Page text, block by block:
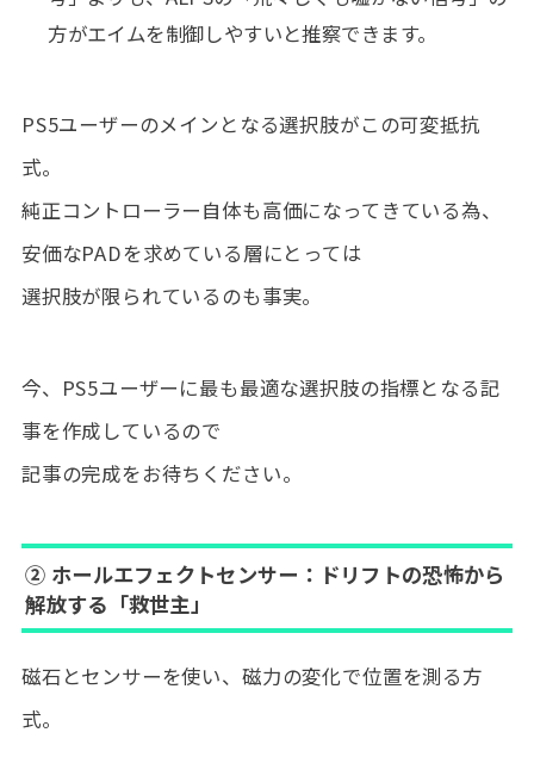
方がエイムを制御しやすいと推察できます。
PS5ユーザーのメインとなる選択肢がこの可変抵抗
式。
純正コントローラー自体も高価になってきている為、
安価なPADを求めている層にとっては
選択肢が限られているのも事実。
今、PS5ユーザーに最も最適な選択肢の指標となる記
事を作成しているので
記事の完成をお待ちください。
② ホールエフェクトセンサー：ドリフトの恐怖から
解放する「救世主」
磁石とセンサーを使い、磁力の変化で位置を測る方
式。